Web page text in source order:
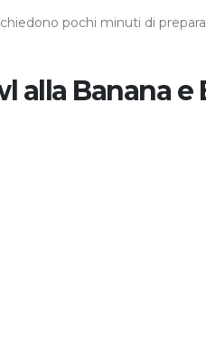
pochi minuti di
alla Banana